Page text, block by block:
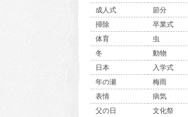
成人式
節分
掃除
卒業式
体育
虫
冬
動物
日本
入学式
年の瀬
梅雨
表情
病気
父の日
文化祭